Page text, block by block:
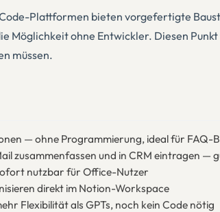
Plattformen bieten vorgefertigte
Möglichkeit ohne Entwickler. Diesen
müssen.
— ohne Programmierung, ideal für FAQ-
zusammenfassen und in CRM eintragen
nutzbar für Office-Nutzer
direkt im Notion-Workspace
Flexibilität als GPTs, noch kein Code nötig